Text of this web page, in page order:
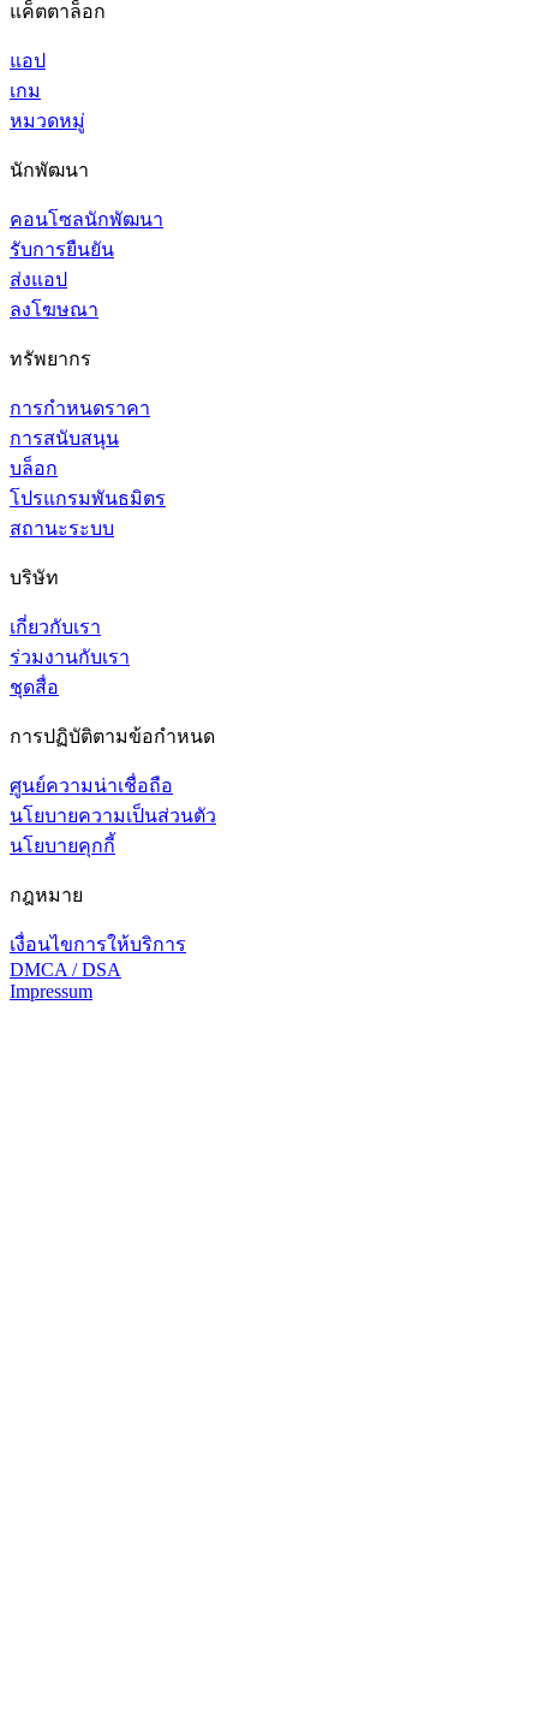
แค็ตตาล็อก
แอป
เกม
หมวดหมู่
นักพัฒนา
คอนโซลนักพัฒนา
รับการยืนยัน
ส่งแอป
ลงโฆษณา
ทรัพยากร
การกำหนดราคา
การสนับสนุน
บล็อก
โปรแกรมพันธมิตร
สถานะระบบ
บริษัท
เกี่ยวกับเรา
ร่วมงานกับเรา
ชุดสื่อ
การปฏิบัติตามข้อกำหนด
ศูนย์ความน่าเชื่อถือ
นโยบายความเป็นส่วนตัว
นโยบายคุกกี้
กฎหมาย
เงื่อนไขการให้บริการ
DMCA / DSA
Impressum